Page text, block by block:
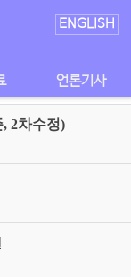
ENGLISH
언론기사
2차수정)